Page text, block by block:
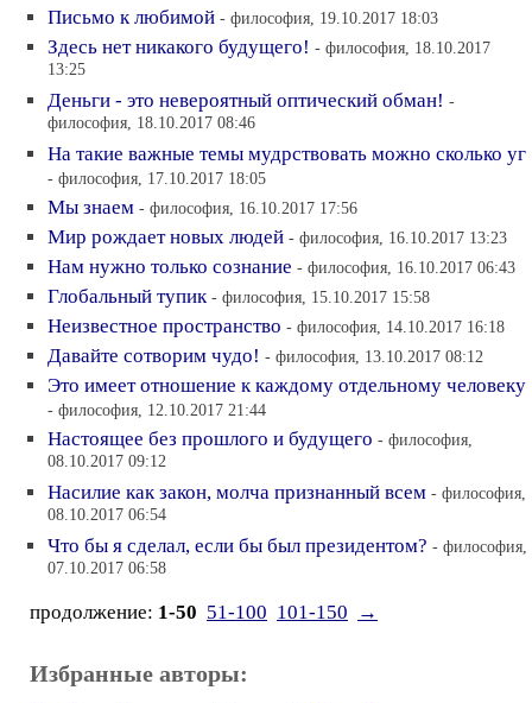
Письмо к любимой - философия, 19.10.2017 18:03
Здесь нет никакого будущего! - философия, 18.10.2017
13:25
Деньги - это невероятный оптический обман! -
философия, 18.10.2017 08:46
На такие важные темы мудрствовать можно сколько уг
- философия, 17.10.2017 18:05
Мы знаем - философия, 16.10.2017 17:56
Мир рождает новых людей - философия, 16.10.2017 13:23
Нам нужно только сознание - философия, 16.10.2017 06:43
Глобальный тупик - философия, 15.10.2017 15:58
Неизвестное пространство - философия, 14.10.2017 16:18
Давайте сотворим чудо! - философия, 13.10.2017 08:12
Это имеет отношение к каждому отдельному человеку
- философия, 12.10.2017 21:44
Настоящее без прошлого и будущего - философия,
08.10.2017 09:12
Насилие как закон, молча признанный всем - философия,
08.10.2017 06:54
Что бы я сделал, если бы был президентом? - философия,
07.10.2017 06:58
продолжение: 1-50 51-100 101-150 →
Избранные авторы: